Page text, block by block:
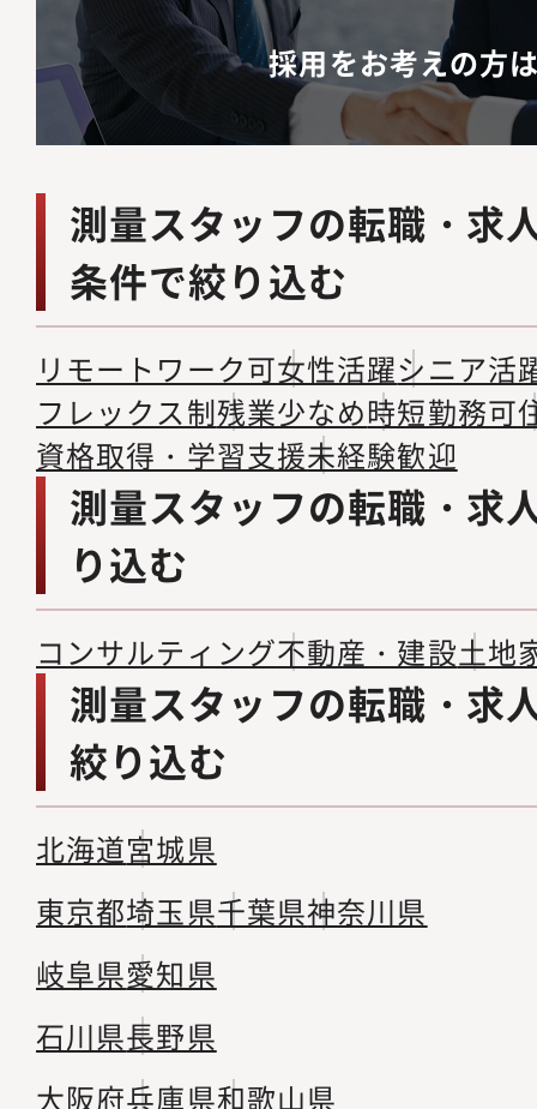
採用をお考えの方
測量スタッフの転職・求
条件で絞り込む
リモートワーク可女性活躍シニア活
フレックス制残業少なめ時短勤務可
資格取得・学習支援未経験歓迎
測量スタッフの転職・求
り込む
コンサルティング不動産・建設土地
測量スタッフの転職・求
絞り込む
北海道宮城県
東京都埼玉県千葉県神奈川県
岐阜県愛知県
石川県長野県
大阪府兵庫県和歌山県